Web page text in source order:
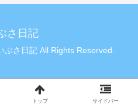
さ日記
さ日記 All Rights Reserved.
トップ サイドバー